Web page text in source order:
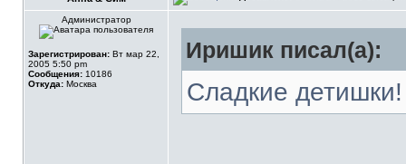
Администратор
Зарегистрирован: Вт мар 22,
2005 5:50 pm
Сообщения: 10186
Откуда: Москва
Иришик писал(а):
Сладкие